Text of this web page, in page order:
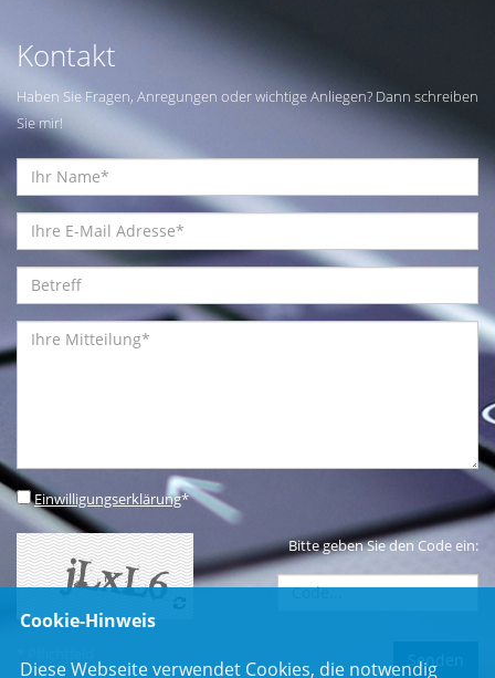
Kontakt
Haben Sie Fragen, Anregungen oder wichtige Anliegen? Dann schreiben
Sie mir!
Einwilligungserklärung*
Bitte geben Sie den Code ein:
Cookie-Hinweis
Diese Webseite verwendet Cookies, die notwendig